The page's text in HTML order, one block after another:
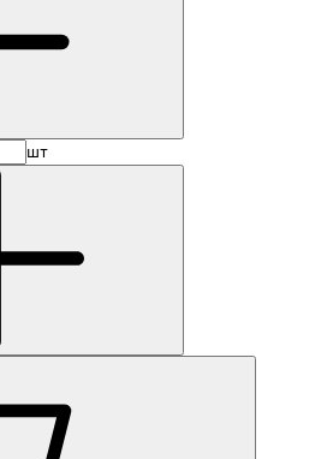
шт